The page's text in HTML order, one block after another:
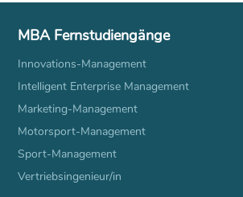
MBA Fernstudiengänge
Innovations-Management
Intelligent Enterprise Management
Marketing-Management
Motorsport-Management
Sport-Management
Vertriebsingenieur/in